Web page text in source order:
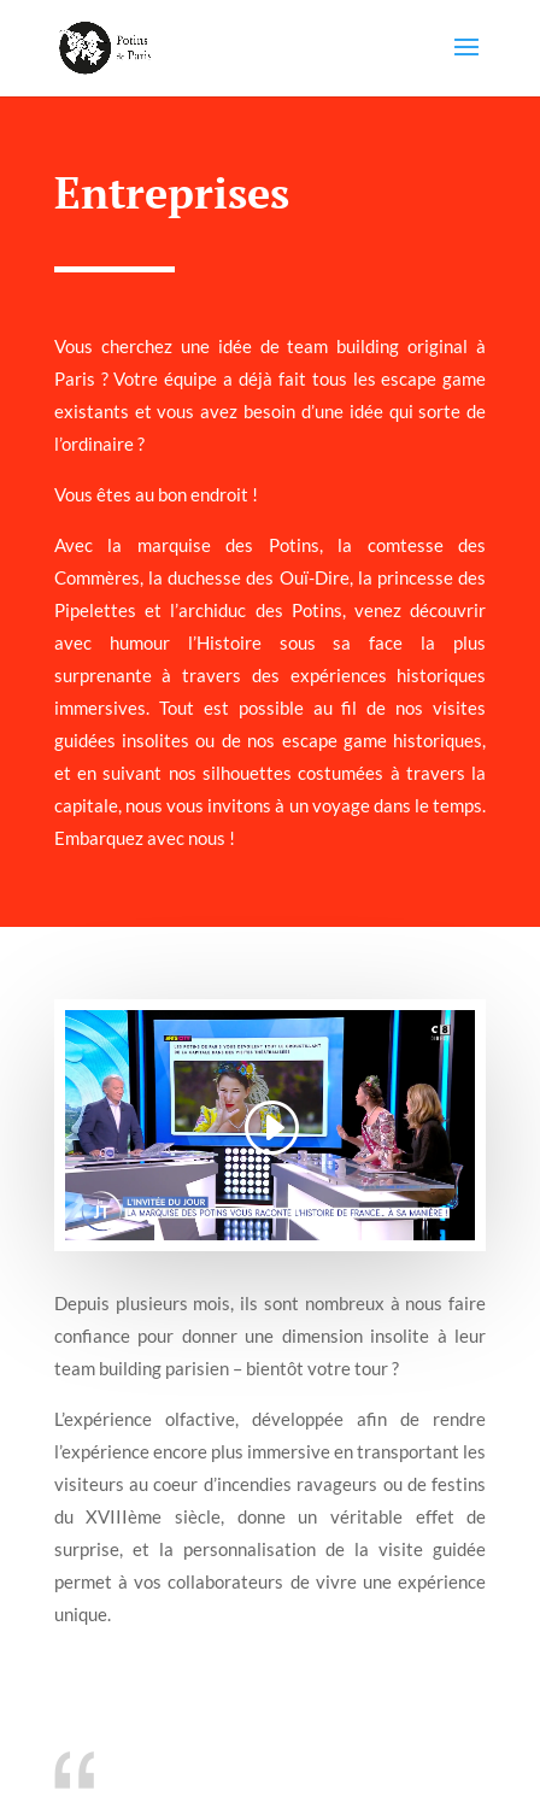
Entreprises
Vous cherchez une idée de team building original à
Paris ? Votre équipe a déjà fait tous les escape game
existants et vous avez besoin d’une idée qui sorte de
l’ordinaire ?
Vous êtes au bon endroit !
Avec la marquise des Potins, la comtesse des
Commères, la duchesse des Ouï-Dire, la princesse des
Pipelettes et l’archiduc des Potins, venez découvrir
avec humour l’Histoire sous sa face la plus
surprenante à travers des expériences historiques
immersives. Tout est possible au fil de nos visites
guidées insolites ou de nos escape game historiques,
et en suivant nos silhouettes costumées à travers la
capitale, nous vous invitons à un voyage dans le temps.
Embarquez avec nous !
Depuis plusieurs mois, ils sont nombreux à nous faire
confiance pour donner une dimension insolite à leur
team building parisien – bientôt votre tour ?
L’expérience olfactive, développée afin de rendre
l’expérience encore plus immersive en transportant les
visiteurs au coeur d’incendies ravageurs ou de festins
du XVIIIème siècle, donne un véritable effet de
surprise, et la personnalisation de la visite guidée
permet à vos collaborateurs de vivre une expérience
unique.